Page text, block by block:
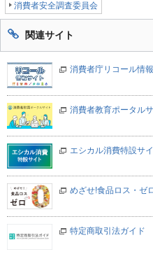
消費者安全調査委員会
関連サイト
消費者庁リコール情
消費者教育ポータル
エシカル消費特設サ
めざせ!食品ロス・ゼ
特定商取引法ガイド